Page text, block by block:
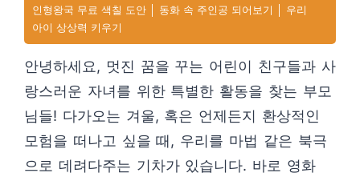
인형왕국 무료 색칠 도안 │ 동화 속 주인공 되어보기 │ 우리
아이 상상력 키우기
안녕하세요, 멋진 꿈을 꾸는 어린이 친구들과 사
랑스러운 자녀를 위한 특별한 활동을 찾는 부모
님들! 다가오는 겨울, 혹은 언제든지 환상적인
모험을 떠나고 싶을 때, 우리를 마법 같은 북극
으로 데려다주는 기차가 있습니다. 바로 영화